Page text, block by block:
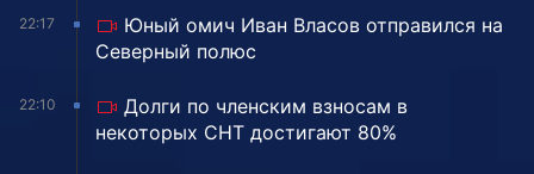
22:17
Юный омич Иван Власов отправился на
Северный полюс
22:10
Долги по членским взносам в
некоторых СНТ достигают 80%